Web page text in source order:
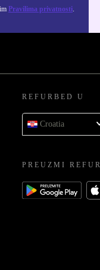
Pravilima privatnosti.
REFURBED U
Croatia
PREUZMI